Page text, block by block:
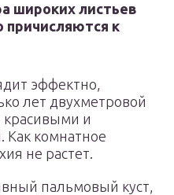
широких листьев
причисляются к
эффектно,
лет двухметровой
красивыми и
Как комнатное
не растет.
пальмовый куст,